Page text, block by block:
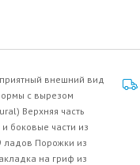
внешний вид
с вырезом
Верхняя часть
боковые части из
ладов Порожки из
на гриф из